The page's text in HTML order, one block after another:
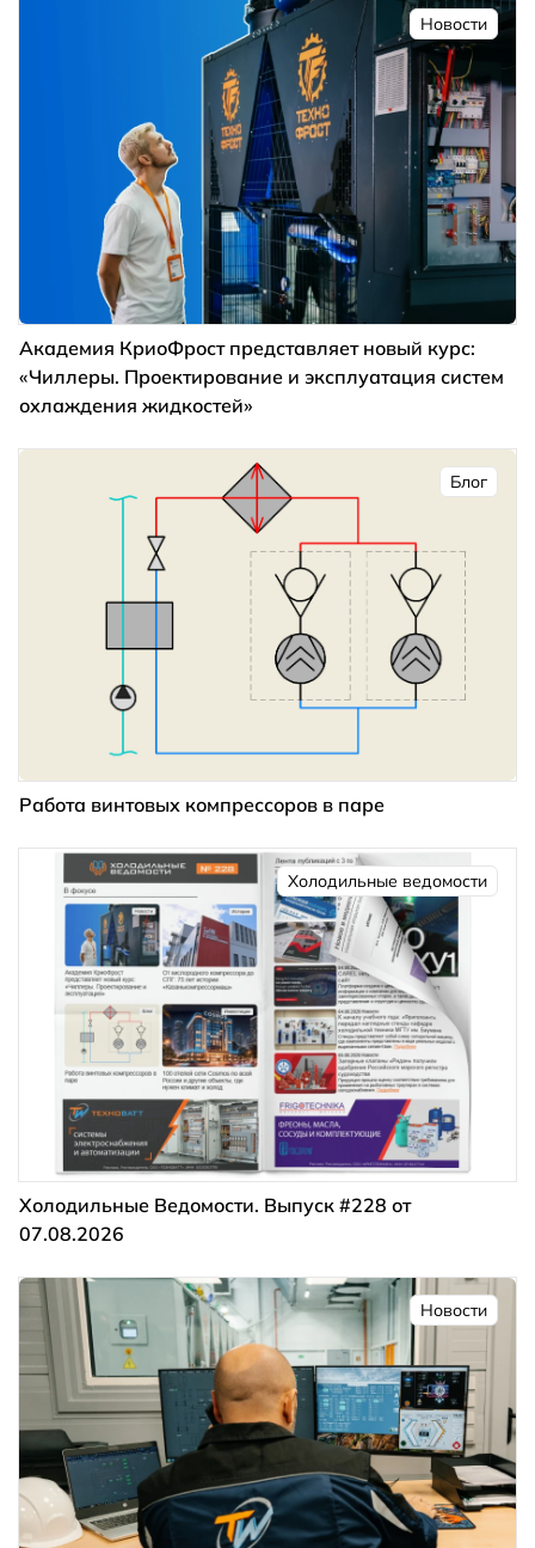
Новости
Академия КриоФрост представляет новый курс:
«Чиллеры. Проектирование и эксплуатация систем
охлаждения жидкостей»
Блог
Работа винтовых компрессоров в паре
Холодильные ведомости
Холодильные Ведомости. Выпуск #228 от
07.08.2026
Новости